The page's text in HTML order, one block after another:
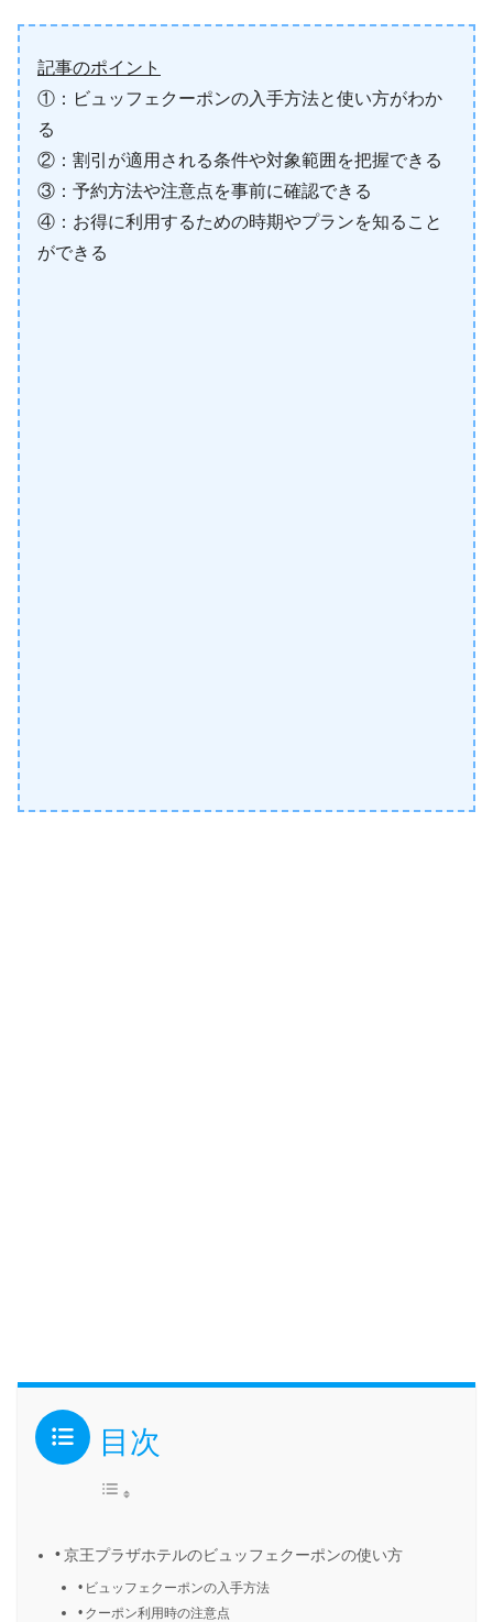
記事のポイント
①：ビュッフェクーポンの入手方法と使い方がわか
る
②：割引が適用される条件や対象範囲を把握できる
③：予約方法や注意点を事前に確認できる
④：お得に利用するための時期やプランを知ること
ができる
目次
京王プラザホテルのビュッフェクーポンの使い方
ビュッフェクーポンの入手方法
クーポン利用時の注意点